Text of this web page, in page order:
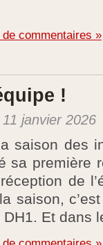
de commentaires »
!
janvier 2026
saison des
sa première
de
saison,
Et dans